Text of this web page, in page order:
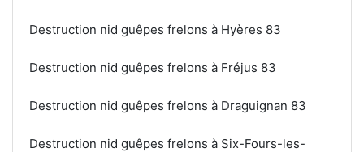
Destruction nid guêpes frelons à Hyères 83
Destruction nid guêpes frelons à Fréjus 83
Destruction nid guêpes frelons à Draguignan 83
Destruction nid guêpes frelons à Six-Fours-les-